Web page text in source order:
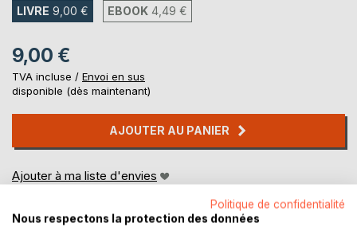
LIVRE 9,00 € EBOOK 4,49 €
9,00 €
TVA incluse / Envoi en sus
disponible (dès maintenant)
AJOUTER AU PANIER
Ajouter à ma liste d'envies
Politique de confidentialité
Nous respectons la protection des données